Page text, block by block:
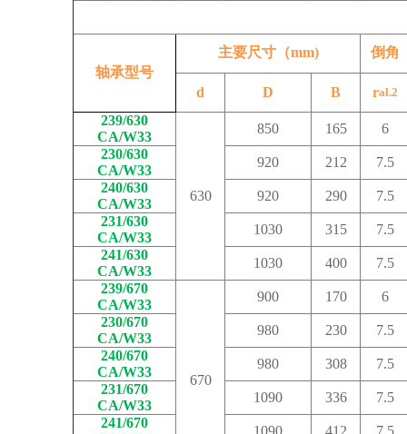
轴承型号
主要尺寸（mm) 倒角
d D B ral.2
239/630
CA/W33
630
850 165
6
230/630
CA/W33
920 212
7.5
240/630
CA/W33
920 290
7.5
231/630
CA/W33
1030 315
7.5
241/630
CA/W33
1030 400
7.5
239/670
CA/W33
670
900 170
6
230/670
CA/W33
980 230
7.5
240/670
CA/W33
980 308
7.5
231/670
CA/W33
1090 336
7.5
241/670
1090 412
7.5